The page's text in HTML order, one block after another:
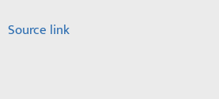
Source link